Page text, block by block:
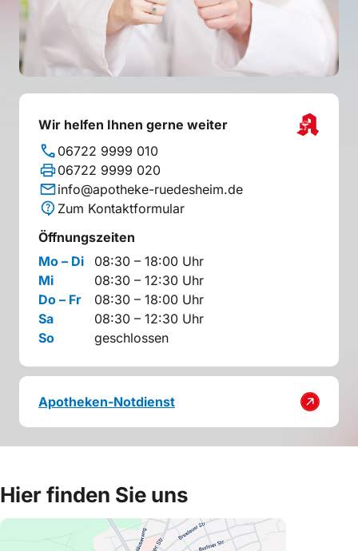
Wir helfen Ihnen gerne weiter
06722 9999 010
06722 9999 020
info@apotheke-ruedesheim.de
Zum Kontaktformular
Öffnungszeiten
Mo – Di
08:30 – 18:00 Uhr
Mi
08:30 – 12:30 Uhr
Do – Fr
08:30 – 18:00 Uhr
Sa
08:30 – 12:30 Uhr
So
geschlossen
Apotheken-Notdienst
Hier finden Sie uns